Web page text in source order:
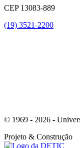
CEP 13083-889
(19) 3521-2200
© 1969 - 2026 -
Projeto & Construção